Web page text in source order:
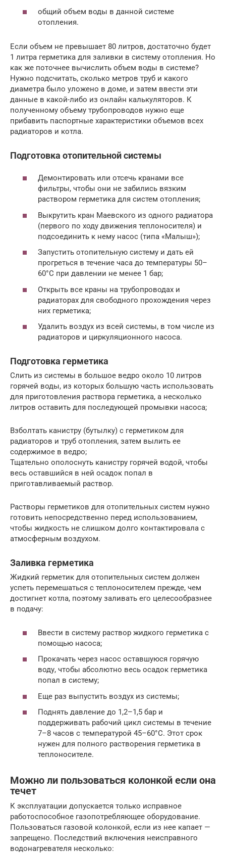
общий объем воды в данной системе
отопления.
Если объем не превышает 80 литров, достаточно будет
1 литра герметика для заливки в систему отопления. Но
как же поточнее вычислить объем воды в системе?
Нужно подсчитать, сколько метров труб и какого
диаметра было уложено в доме, и затем ввести эти
данные в какой-либо из онлайн калькуляторов. К
полученному объему трубопроводов нужно еще
прибавить паспортные характеристики объемов всех
радиаторов и котла.
Подготовка отопительной системы
Демонтировать или отсечь кранами все
фильтры, чтобы они не забились вязким
раствором герметика для систем отопления;
Выкрутить кран Маевского из одного радиатора
(первого по ходу движения теплоносителя) и
подсоединить к нему насос (типа «Малыш»);
Запустить отопительную систему и дать ей
прогреться в течение часа до температуры 50–
60°С при давлении не менее 1 бар;
Открыть все краны на трубопроводах и
радиаторах для свободного прохождения через
них герметика;
Удалить воздух из всей системы, в том числе из
радиаторов и циркуляционного насоса.
Подготовка герметика
Слить из системы в большое ведро около 10 литров
горячей воды, из которых большую часть использовать
для приготовления раствора герметика, а несколько
литров оставить для последующей промывки насоса;
Взболтать канистру (бутылку) с герметиком для
радиаторов и труб отопления, затем вылить ее
содержимое в ведро;
Тщательно ополоснуть канистру горячей водой, чтобы
весь оставшийся в ней осадок попал в
приготавливаемый раствор.
Растворы герметиков для отопительных систем нужно
готовить непосредственно перед использованием,
чтобы жидкость не слишком долго контактировала с
атмосферным воздухом.
Заливка герметика
Жидкий герметик для отопительных систем должен
успеть перемешаться с теплоносителем прежде, чем
достигнет котла, поэтому заливать его целесообразнее
в подачу:
Ввести в систему раствор жидкого герметика с
помощью насоса;
Прокачать через насос оставшуюся горячую
воду, чтобы абсолютно весь осадок герметика
попал в систему;
Еще раз выпустить воздух из системы;
Поднять давление до 1,2–1,5 бар и
поддерживать рабочий цикл системы в течение
7–8 часов с температурой 45–60°С. Этот срок
нужен для полного растворения герметика в
теплоносителе.
Можно ли пользоваться колонкой если она
течет
К эксплуатации допускается только исправное
работоспособное газопотребляющее оборудование.
Пользоваться газовой колонкой, если из нее капает —
запрещено. Последствий включения неисправного
водонагревателя несколько: